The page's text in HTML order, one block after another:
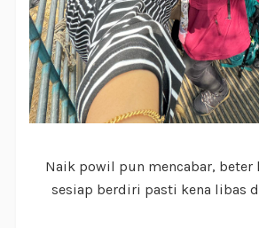
Naik powil pun mencabar, beter
sesiap berdiri pasti kena libas